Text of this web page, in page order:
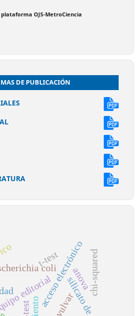
OJS-MetroCiencia
DE PUBLICACIÓN
editorialacceso electrónico
coli
z-test
t-test
anovachi-squared